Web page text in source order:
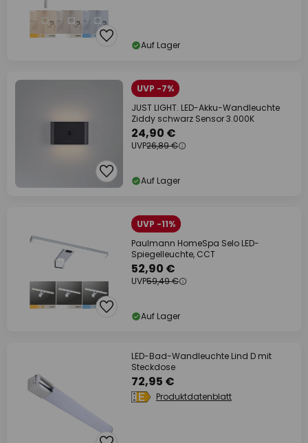
Auf Lager
UVP -7%
JUST LIGHT. LED-Akku-Wandleuchte
Ziddy schwarz Sensor 3.000K
24,90 €
UVP26,89 €
Auf Lager
UVP -11%
Paulmann HomeSpa Selo LED-
Spiegelleuchte, CCT
52,90 €
UVP59,49 €
Auf Lager
LED-Bad-Wandleuchte Lind D mit
Steckdose
72,95 €
Produktdatenblatt